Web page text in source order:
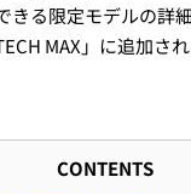
きる限定モデルの詳
MAX」に追加さ
CONTENTS